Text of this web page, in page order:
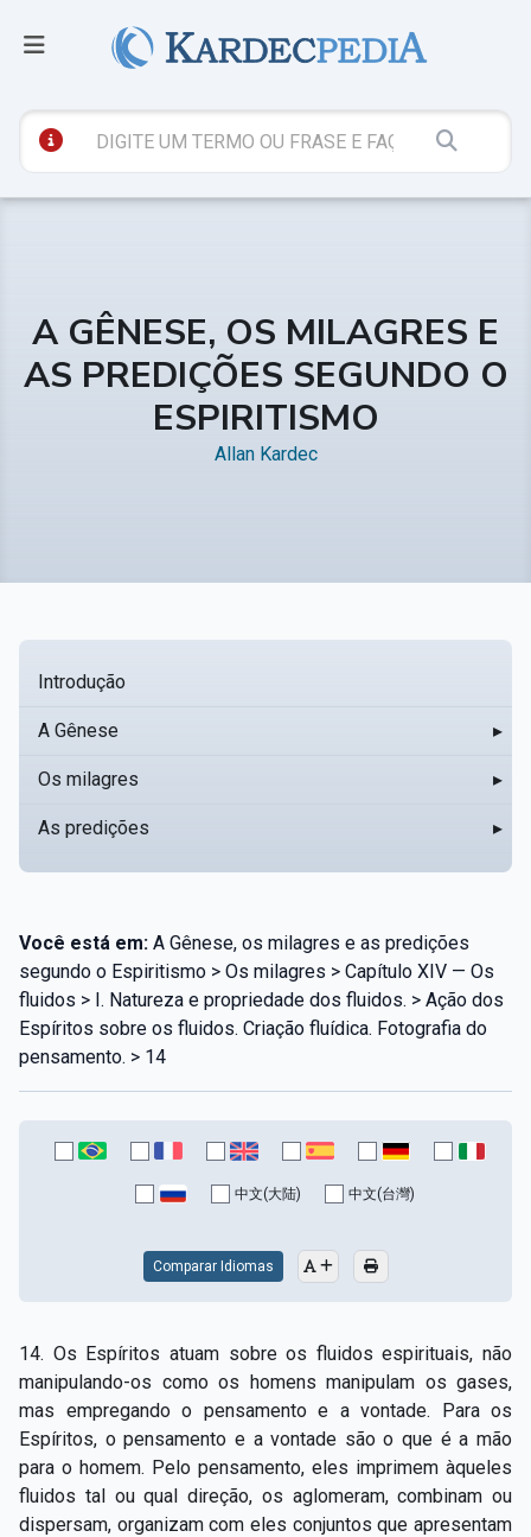
A GÊNESE, OS MILAGRES E
AS PREDIÇÕES SEGUNDO O
ESPIRITISMO
Allan Kardec
Introdução
A Gênese ▸
Os milagres ▸
As predições ▸
Você está em: A Gênese, os milagres e as predições
segundo o Espiritismo > Os milagres > Capítulo XIV — Os
fluidos > I. Natureza e propriedade dos fluidos. > Ação dos
Espíritos sobre os fluidos. Criação fluídica. Fotografia do
pensamento. > 14
中文(大陆) 中文(台灣)
Comparar Idiomas
14. Os Espíritos atuam sobre os fluidos espirituais, não
manipulando-os como os homens manipulam os gases,
mas empregando o pensamento e a vontade. Para os
Espíritos, o pensamento e a vontade são o que é a mão
para o homem. Pelo pensamento, eles imprimem àqueles
fluidos tal ou qual direção, os aglomeram, combinam ou
dispersam, organizam com eles conjuntos que apresentam